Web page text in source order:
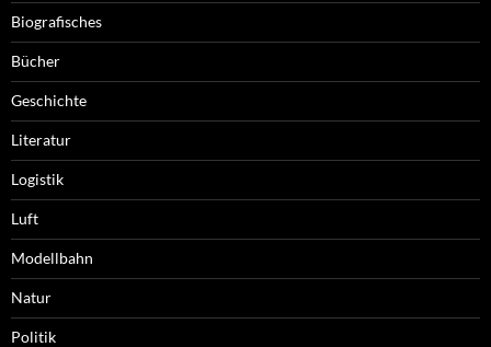
Biografisches
Bücher
Geschichte
Literatur
Logistik
Luft
Modellbahn
Natur
Politik